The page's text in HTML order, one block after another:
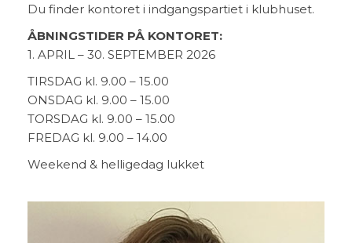
Du finder kontoret i indgangspartiet i klubhuset.
ÅBNINGSTIDER PÅ KONTORET:
1. APRIL – 30. SEPTEMBER 2026
TIRSDAG kl. 9.00 – 15.00
ONSDAG kl. 9.00 – 15.00
TORSDAG kl. 9.00 – 15.00
FREDAG kl. 9.00 – 14.00
Weekend & helligedag lukket